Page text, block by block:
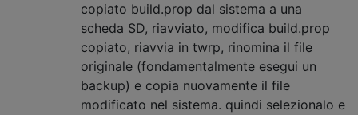
copiato build.prop dal sistema a una
scheda SD, riavviato, modifica build.prop
copiato, riavvia in twrp, rinomina il file
originale (fondamentalmente esegui un
backup) e copia nuovamente il file
modificato nel sistema. quindi selezionalo e